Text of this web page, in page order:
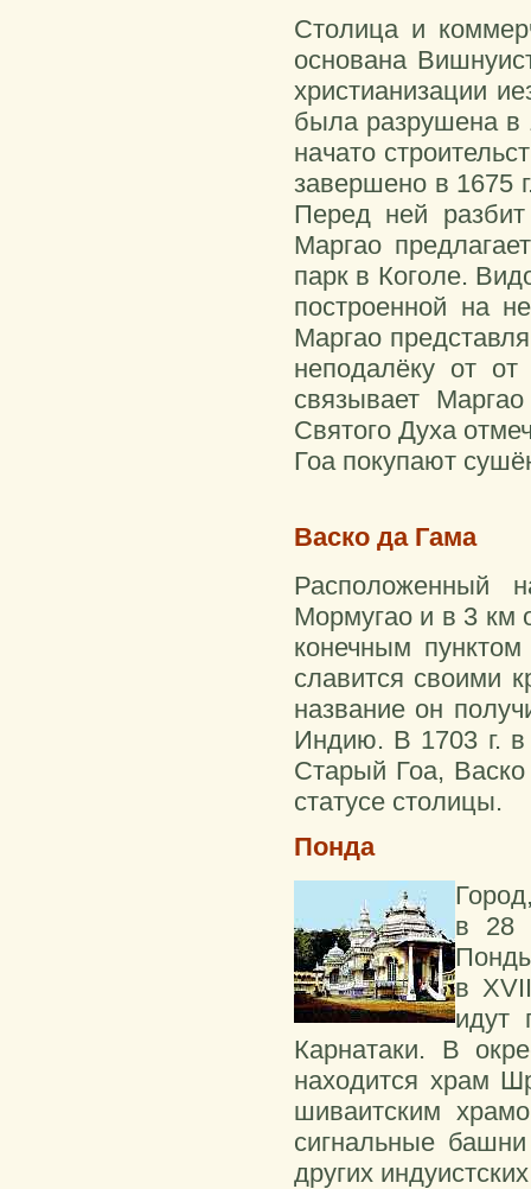
Столица и
основана
христианизации
была разрушена в
начато
завершено в 1675
Перед ней
Маргао
парк в Коголе.
построенной на
Маргао
неподалёку от
связывает
Святого Духа
Гоа покупают
Васко да Гама
Расположенный
Мормугао и в 3 км
конечным
славится своими
название он
Индию. В 1703 г. в
Старый Гоа,
статусе столицы.
Понда
в 28
в
идут
Карнатаки. В
находится храм
шиваитским
сигнальные
других